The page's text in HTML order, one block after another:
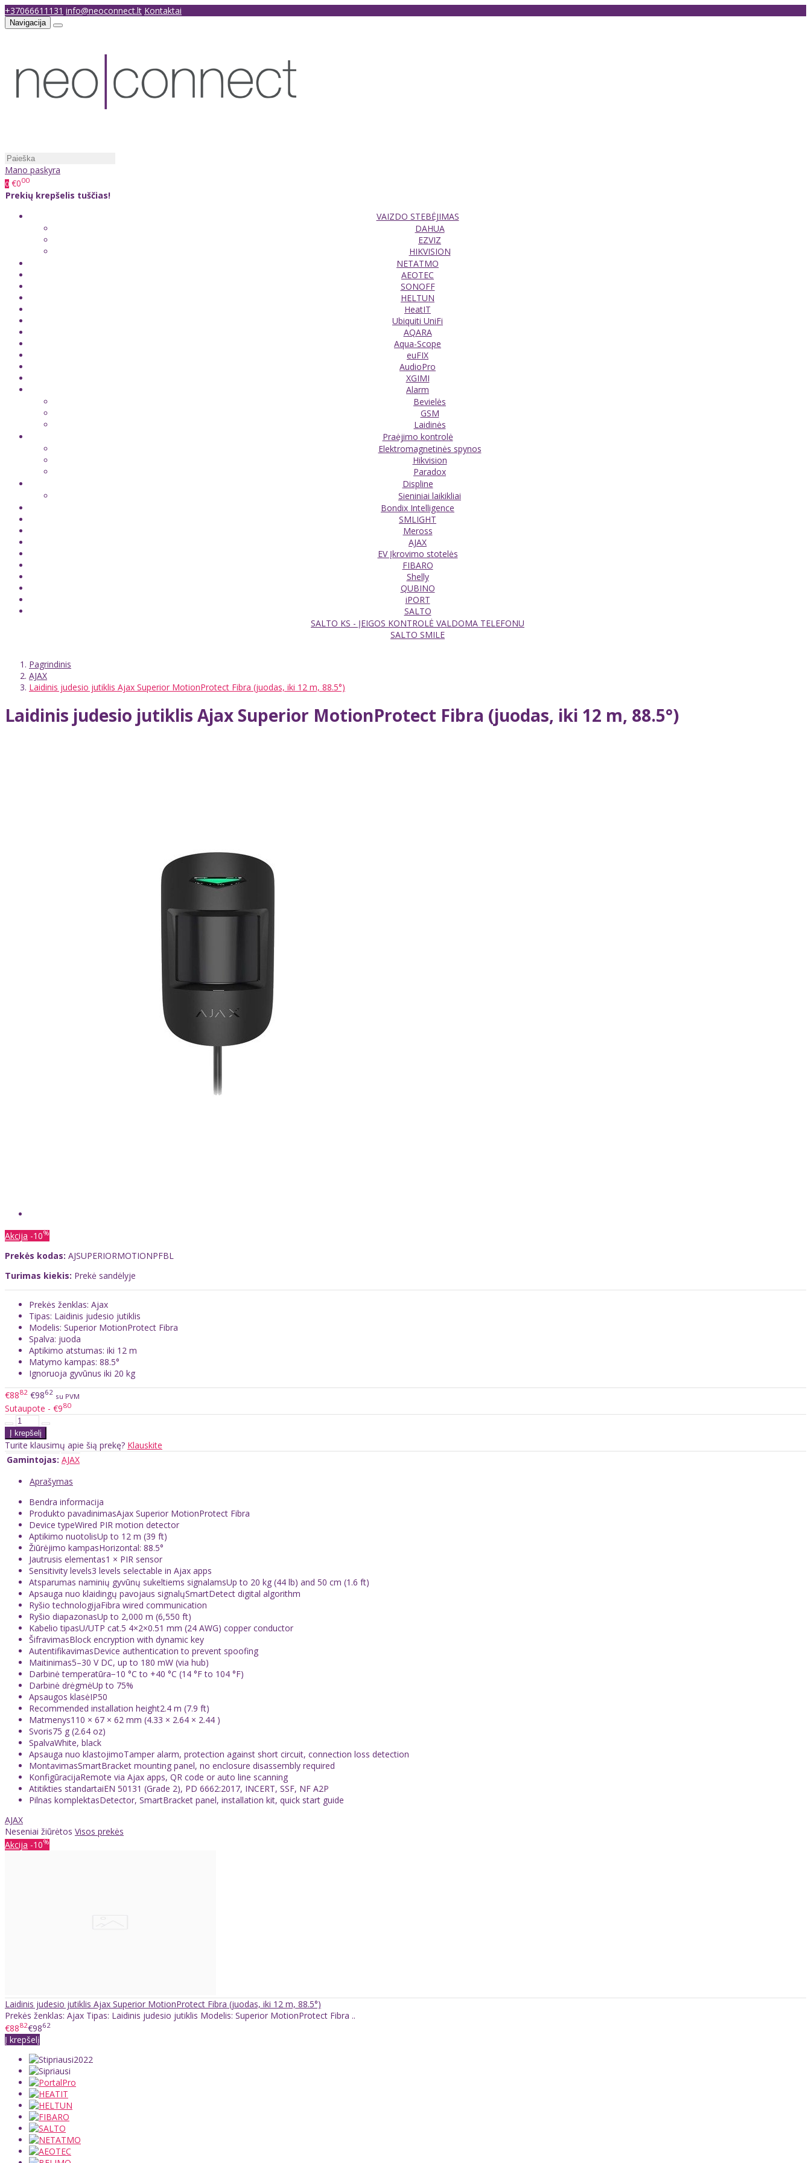
+37066611131 info@neoconnect.lt Kontaktai
Navigacija
Mano paskyra
0 €000
Prekių krepšelis tuščias!
VAIZDO STEBĖJIMAS
DAHUA
EZVIZ
HIKVISION
NETATMO
AEOTEC
SONOFF
HELTUN
HeatIT
Ubiquiti UniFi
AQARA
Aqua-Scope
euFIX
AudioPro
XGIMI
Alarm
Bevielės
GSM
Laidinės
Praėjimo kontrolė
Elektromagnetinės spynos
Hikvision
Paradox
Displine
Sieniniai laikikliai
Bondix Intelligence
SMLIGHT
Meross
AJAX
EV Įkrovimo stotelės
FIBARO
Shelly
QUBINO
iPORT
SALTO
SALTO KS - ĮEIGOS KONTROLĖ VALDOMA TELEFONU
SALTO SMILE
Pagrindinis
AJAX
Laidinis judesio jutiklis Ajax Superior MotionProtect Fibra (juodas, iki 12 m, 88.5°)
Laidinis judesio jutiklis Ajax Superior MotionProtect Fibra (juodas, iki 12 m, 88.5°)
Akcija -10%
Prekės kodas: AJSUPERIORMOTIONPFBL
Turimas kiekis: Prekė sandėlyje
Prekės ženklas: Ajax
Tipas: Laidinis judesio jutiklis
Modelis: Superior MotionProtect Fibra
Spalva: juoda
Aptikimo atstumas: iki 12 m
Matymo kampas: 88.5°
Ignoruoja gyvūnus iki 20 kg
€8882 €9862 su PVM
Sutaupote - €980
Turite klausimų apie šią prekę? Klauskite
Gamintojas: AJAX
Aprašymas
Bendra informacija
Produkto pavadinimasAjax Superior MotionProtect Fibra
Device typeWired PIR motion detector
Aptikimo nuotolisUp to 12 m (39 ft)
Žiūrėjimo kampasHorizontal: 88.5°
Jautrusis elementas1 × PIR sensor
Sensitivity levels3 levels selectable in Ajax apps
Atsparumas naminių gyvūnų sukeltiems signalamsUp to 20 kg (44 lb) and 50 cm (1.6 ft)
Apsauga nuo klaidingų pavojaus signalųSmartDetect digital algorithm
Ryšio technologijaFibra wired communication
Ryšio diapazonasUp to 2,000 m (6,550 ft)
Kabelio tipasU/UTP cat.5 4×2×0.51 mm (24 AWG) copper conductor
ŠifravimasBlock encryption with dynamic key
AutentifikavimasDevice authentication to prevent spoofing
Maitinimas5–30 V DC, up to 180 mW (via hub)
Darbinė temperatūra−10 °C to +40 °C (14 °F to 104 °F)
Darbinė drėgmėUp to 75%
Apsaugos klasėIP50
Recommended installation height2.4 m (7.9 ft)
Matmenys110 × 67 × 62 mm (4.33 × 2.64 × 2.44 )
Svoris75 g (2.64 oz)
SpalvaWhite, black
Apsauga nuo klastojimoTamper alarm, protection against short circuit, connection loss detection
MontavimasSmartBracket mounting panel, no enclosure disassembly required
KonfigūracijaRemote via Ajax apps, QR code or auto line scanning
Atitikties standartaiEN 50131 (Grade 2), PD 6662:2017, INCERT, SSF, NF A2P
Pilnas komplektasDetector, SmartBracket panel, installation kit, quick start guide
AJAX
Neseniai žiūrėtos Visos prekės
Akcija -10%
Laidinis judesio jutiklis Ajax Superior MotionProtect Fibra (juodas, iki 12 m, 88.5°)
Prekės ženklas: Ajax Tipas: Laidinis judesio jutiklis Modelis: Superior MotionProtect Fibra ..
€8882€9862
Į krepšelį